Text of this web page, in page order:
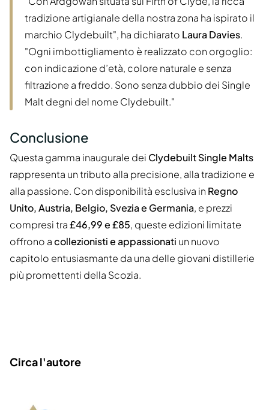
tradizione artigianale della nostra zona ha ispirato il
marchio Clydebuilt", ha dichiarato Laura Davies.
"Ogni imbottigliamento è realizzato con orgoglio:
con indicazione d’età, colore naturale e senza
filtrazione a freddo. Sono senza dubbio dei Single
Malt degni del nome Clydebuilt."
Conclusione
Questa gamma inaugurale dei Clydebuilt Single Malts
rappresenta un tributo alla precisione, alla tradizione e
alla passione. Con disponibilità esclusiva in Regno
Unito, Austria, Belgio, Svezia e Germania, e prezzi
compresi tra£46,99 e £85, queste edizioni limitate
offrono acollezionisti e appassionati un nuovo
capitolo entusiasmante da una delle giovani distillerie
più promettenti della Scozia.
Circa l'autore